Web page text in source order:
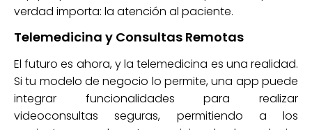
verdad importa: la atención al paciente.
Telemedicina y Consultas Remotas
El futuro es ahora, y la telemedicina es una realidad.
Si tu modelo de negocio lo permite, una app puede
integrar funcionalidades para realizar
videoconsultas seguras, permitiendo a los